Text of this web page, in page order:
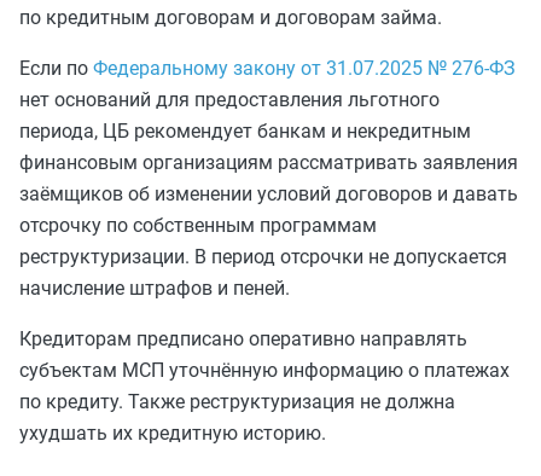
по кредитным договорам и договорам займа.
Если по Федеральному закону от 31.07.2025 № 276-ФЗ
нет оснований для предоставления льготного
периода, ЦБ рекомендует банкам и некредитным
финансовым организациям рассматривать заявления
заёмщиков об изменении условий договоров и давать
отсрочку по собственным программам
реструктуризации. В период отсрочки не допускается
начисление штрафов и пеней.
Кредиторам предписано оперативно направлять
субъектам МСП уточнённую информацию о платежах
по кредиту. Также реструктуризация не должна
ухудшать их кредитную историю.